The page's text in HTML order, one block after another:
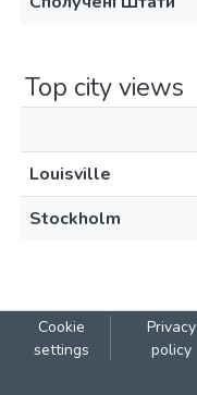
Top city views
Louisville
Stockholm
Cookie
settings
Privacy
policy